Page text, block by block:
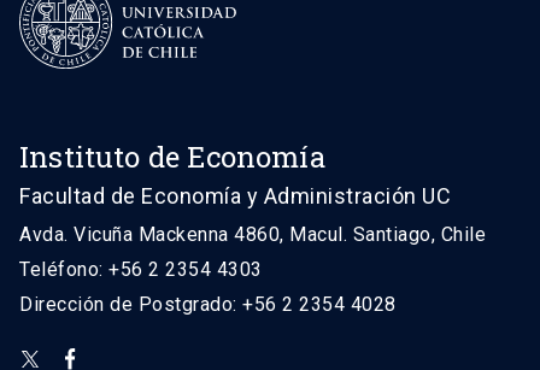
Instituto de Economía
Facultad de Economía y Administración UC
Avda. Vicuña Mackenna 4860, Macul. Santiago, Chile
Teléfono: +56 2 2354 4303
Dirección de Postgrado: +56 2 2354 4028